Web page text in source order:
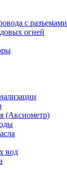
с разъемами
огней
(Аксиометр)
вод